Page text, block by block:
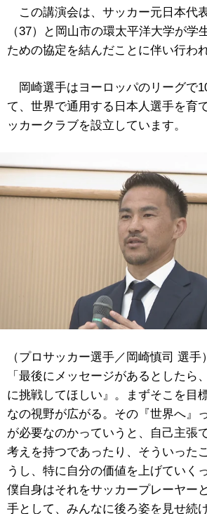
この講演会は、サッカー元日本代
（37）と岡山市の環太平洋大学が学
ための協定を結んだことに伴い行わ
岡崎選手はヨーロッパのリーグで
て、世界で通用する日本人選手を育
ッカークラブを設立しています。
（プロサッカー選手／岡崎慎司 選手）
「最後にメッセージがあるとしたら
に挑戦してほしい』。まずそこを目
なの視野が広がる。その『世界へ』
が必要なのかっていうと、自己主張
考えを持つであったり、そういった
うし、特に自分の価値を上げていく
僕自身はそれをサッカープレーヤー
手として、みんなに後ろ姿を見せ続